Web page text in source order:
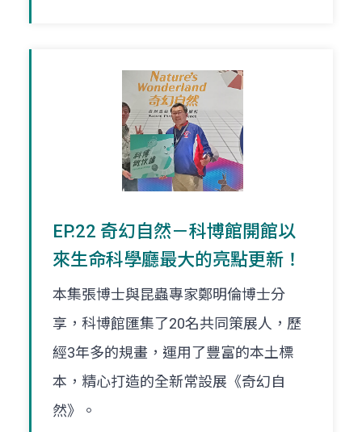
EP.22 奇幻自然－科博館開館以
來生命科學廳最大的亮點更新！
本集張博士與昆蟲專家鄭明倫博士分
享，科博館匯集了20名共同策展人，歷
經3年多的規畫，運用了豐富的本土標
本，精心打造的全新常設展《奇幻自
然》。